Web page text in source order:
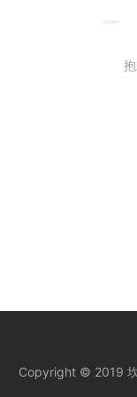
Copyright © 2019